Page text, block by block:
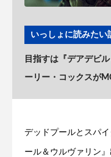
いっしょに読みたい
目指すは『デアデビ
ーリー・コックスが
デッドプールとスパ
ール＆ウルヴァリン